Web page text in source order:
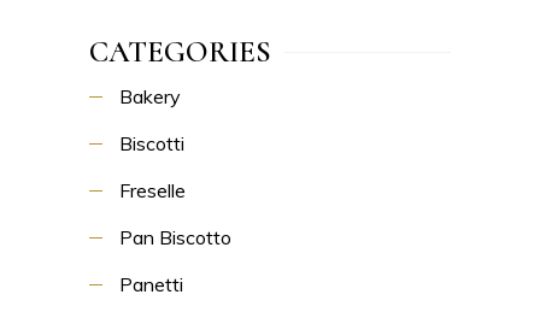
CATEGORIES
Bakery
Biscotti
Freselle
Pan Biscotto
Panetti